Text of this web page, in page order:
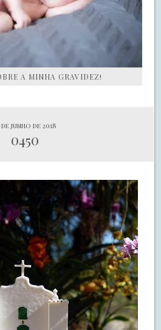
A MINHA GRAVIDEZ!
de junho de 2018
0450